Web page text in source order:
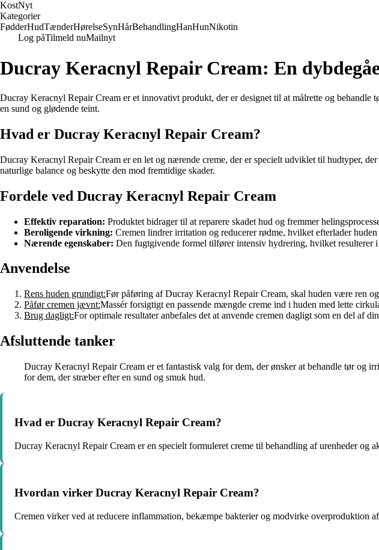
KostNyt
Kategorier
FødderHudTænderHørelseSynHårBehandlingHanHunNikotin
Log påTilmeld nuMailnyt
Ducray Keracnyl Repair Cream: En
Ducray Keracnyl Repair Cream er et innovativt produkt, der er designet til at målrette og
en sund og glødende teint.
Hvad er Ducray Keracnyl Repair Cream?
Ducray Keracnyl Repair Cream er en let og nærende creme, der er specielt udviklet til hudtyper,
naturlige balance og beskytte den mod fremtidige skader.
Fordele ved Ducray Keracnyl Repair Cream
Effektiv reparation: Produktet bidrager til at reparere skadet hud og fremmer
Beroligende virkning: Cremen lindrer irritation og reducerer rødme, hvilket efterlader
Nærende egenskaber: Den fugtgivende formel tilfører intensiv hydrering, hvilket resulterer i
Anvendelse
Rens huden grundigt:Før påføring af Ducray Keracnyl Repair Cream, skal huden være ren
Påfør cremen jævnt:Massér forsigtigt en passende mængde creme ind i huden med lette
Brug dagligt:For optimale resultater anbefales det at anvende cremen dagligt som en del af
Afsluttende tanker
Ducray Keracnyl Repair Cream er et fantastisk valg for dem, der ønsker at behandle tør og
for dem, der stræber efter en sund og smuk hud.
Hvad er Ducray Keracnyl Repair Cream?
Ducray Keracnyl Repair Cream er en specielt formuleret creme til behandling af urenheder og
Hvordan virker Ducray Keracnyl Repair Cream?
Cremen virker ved at reducere inflammation, bekæmpe bakterier og modvirke overproduktion